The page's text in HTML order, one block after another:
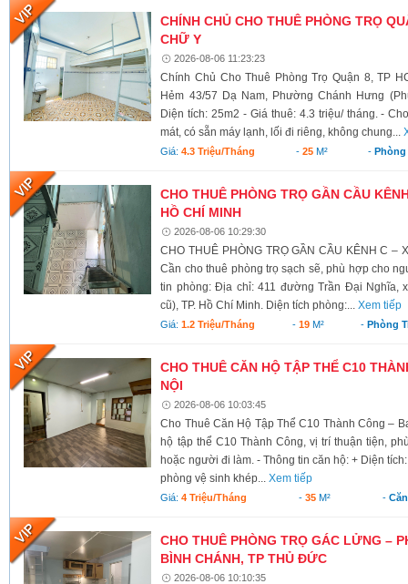
CHÍNH CHỦ CHO THUÊ PHÒNG TRỌ
CHỮ Y
2026-08-06 11:23:23
Chính Chủ Cho Thuê Phòng Trọ Quận 8, TP
Hẻm 43/57 Dạ Nam, Phường Chánh Hưng
Diện tích: 25m2 - Giá thuê: 4.3 triệu/ tháng. -
mát, có sẵn máy lạnh, lối đi riêng, không chung...
Giá:4.3 Triệu/tháng - 25M² -Phòng
CHO THUÊ PHÒNG TRỌ GẦN CẦU
HỒ CHÍ MINH
2026-08-06 10:29:30
CHO THUÊ PHÒNG TRỌ GẦN CẦU KÊNH C –
Cần cho thuê phòng trọ sạch sẽ, phù hợp cho
tin phòng: Địa chỉ: 411 đường Trần Đại Nghĩa,
cũ), TP. Hồ Chí Minh. Diện tích phòng:...Xem tiếp
Giá:1.2 Triệu/tháng - 19M² - Phòng
CHO THUÊ CĂN HỘ TẬP THỂ C10
NỘI
2026-08-06 10:03:45
Cho Thuê Căn Hộ Tập Thể C10 Thành Công –
hộ tập thể C10 Thành Công, vị trí thuận tiện,
hoặc người đi làm. - Thông tin căn hộ: + Diện
phòng vệ sinh khép...Xem tiếp
Giá:4 Triệu/tháng -35 M² -
CHO THUÊ PHÒNG TRỌ GÁC LỬNG –
BÌNH CHÁNH, TP THỦ ĐỨC
2026-08-06 10:10:35